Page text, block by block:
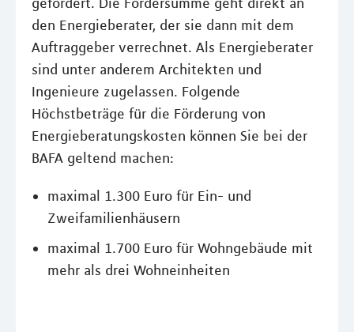
den Energieberater, der sie dann mit dem
Auftraggeber verrechnet. Als Energieberater
sind unter anderem Architekten und
Ingenieure zugelassen. Folgende
Höchstbeträge für die Förderung von
Energieberatungskosten können Sie bei der
BAFA geltend machen:
maximal 1.300 Euro für Ein- und
Zweifamilienhäusern
maximal 1.700 Euro für Wohngebäude mit
mehr als drei Wohneinheiten